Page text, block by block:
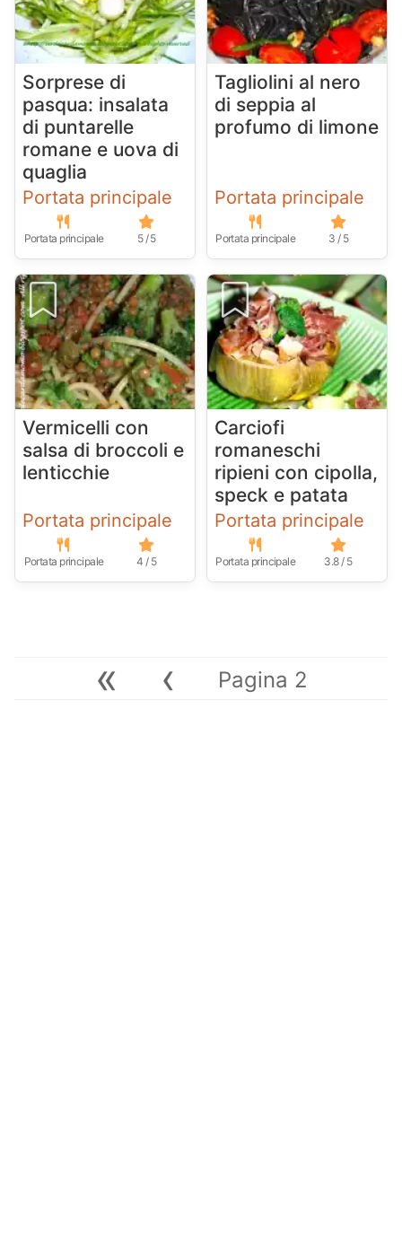
Sorprese di
pasqua: insalata
di puntarelle
romane e uova di
quaglia
Portata principale
Portata principale 5 / 5
Tagliolini al nero
di seppia al
profumo di limone
Portata principale
Portata principale 3 / 5
Vermicelli con
salsa di broccoli e
lenticchie
Portata principale
Portata principale 4 / 5
Carciofi
romaneschi
ripieni con cipolla,
speck e patata
Portata principale
Portata principale 3.8 / 5
« ‹ Pagina 2